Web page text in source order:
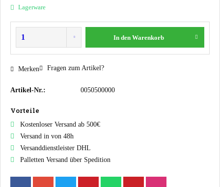
Lagerware
In den Warenkorb
Merken Fragen zum Artikel?
Artikel-Nr.: 0050500000
Vorteile
Kostenloser Versand ab 500€
Versand in von 48h
Versanddienstleister DHL
Palletten Versand über Spedition